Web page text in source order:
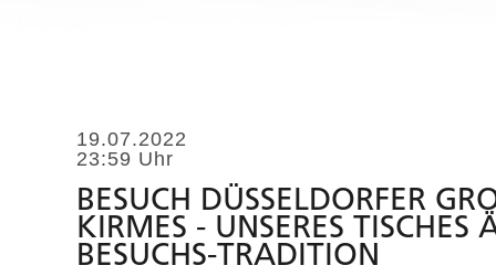
19.07.2022
23:59 Uhr
BESUCH DÜSSELDORFER
IRMES - UNSERES TISCHES
ESUCHS-TRADITION